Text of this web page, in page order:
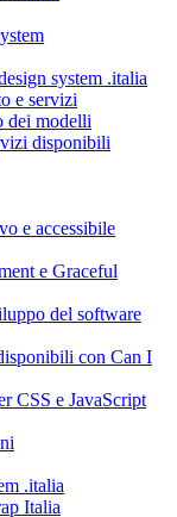
system .italia
e servizi
dei modelli
disponibili
e accessibile
e Graceful
del software
con Can I
CSS e JavaScript
.italia
Italia